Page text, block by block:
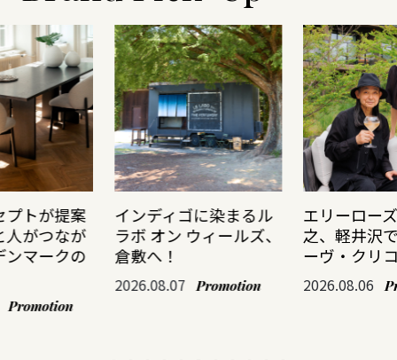
プトが提案
人がつなが
ンマークの
Promotion
インディゴに染まるル
ラボ オン ウィールズ、
倉敷へ！
2026.08.07 Promotion
エリーロー
之、軽井沢
ーヴ・クリ
2026.08.06